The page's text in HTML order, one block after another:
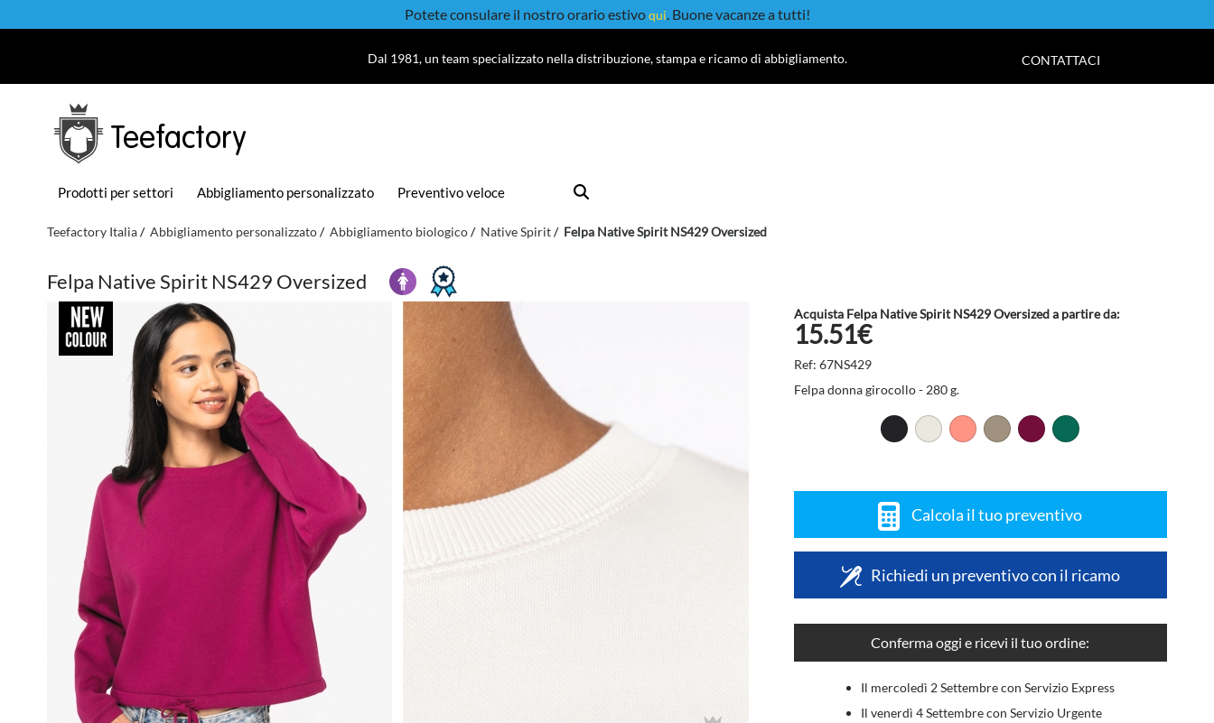
Potete consulare il nostro orario estivoqui. Buone vacanze a tutti!
Dal 1981, un team specializzato nella distribuzione, stampa e ricamo di abbigliamento. CONTATTACI
Teefactory
Prodotti per settori Abbigliamento personalizzato Preventivo veloce
Teefactory Italia Abbigliamento personalizzato Abbigliamento biologico Native Spirit Felpa Native Spirit NS429 Oversized
Felpa Native Spirit NS429 Oversized
Acquista Felpa Native Spirit NS429 Oversized a partire da:
15.51€
Ref: 67NS429
Felpa donna girocollo - 280 g.
Calcola il tuo preventivo
Richiedi un preventivo con il ricamo
Conferma oggi e ricevi il tuo ordine:
Il mercoledì 2 Settembre con Servizio Express
Il venerdì 4 Settembre con Servizio Urgente